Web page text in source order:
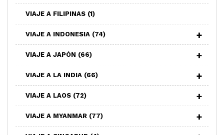
VIAJE A FILIPINAS (1)
VIAJE A INDONESIA (74)
VIAJE A JAPÓN (66)
VIAJE A LA INDIA (66)
VIAJE A LAOS (72)
VIAJE A MYANMAR (77)